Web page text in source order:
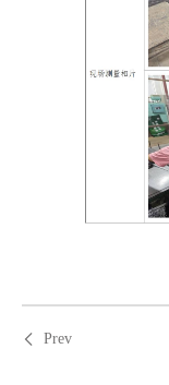
Prev